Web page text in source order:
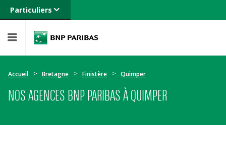
Particuliers
Banque privée
Entreprises
Accueil Bretagne Finistère Quimper
NOS AGENCES BNP PARIBAS À QUIMPER